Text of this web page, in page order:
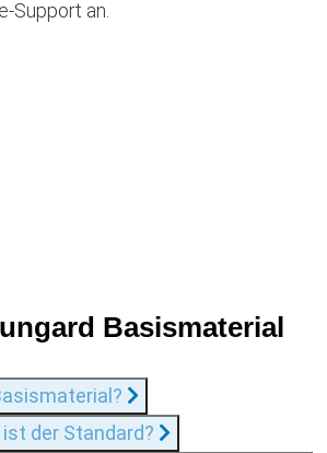
Support an.
Basismaterial
der Standard?